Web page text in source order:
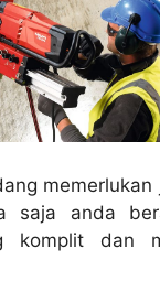
saja anda
komplit dan